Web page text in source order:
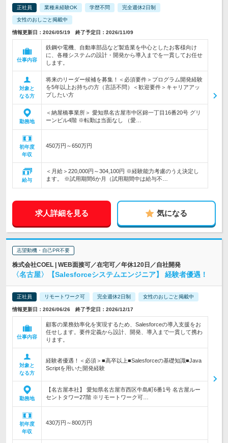
正社員 業種未経験OK 学歴不問 完全週休2日制
女性のおしごと掲載中
情報更新日：2026/05/19 終了予定日：2026/11/09
仕事内容
鉄鋼や電機、自動車部品など製造業を中心としたお客様向け
に、各種システムの設計・開発から導入までを一貫してお任せ
します。
対象と
なる方
将来のリーダー候補を募集！＜必須要件＞プログラム開発経験
を5年以上お持ちの方（言語不問）＜歓迎要件＞キャリアアッ
プしたい方
勤務地
＜納屋橋事業所＞ 愛知県名古屋市中区錦一丁目16番20号 グリ
ーンビル4階 ※転勤は当面なし （愛…
初年度
年収
450万円～650万円
給与
＜月給＞220,000円～304,100円 ※経験能力考慮のうえ決定し
ます。 ※試用期間6か月（試用期間中は給与不…
求人詳細を見る 気になる
志望動機・自己PR不要
株式会社COEL | WEB面接可／在宅可／年休120日／自社開発
〈名古屋〉【Salesforceシステムエンジニア】 経験者優遇！
正社員 リモートワーク可 完全週休2日制 女性のおしごと掲載中
情報更新日：2026/06/26 終了予定日：2026/12/17
仕事内容
顧客の業務効率化を実現するため、Salesforceの導入支援をお
任せします。要件定義から設計、開発、導入まで一貫して携わ
ります。
対象と
なる方
経験者優遇！＜必須＞■高卒以上■Salesforceの基礎知識■Java
Scriptを用いた開発経験
勤務地
【名古屋本社】 愛知県名古屋市西区牛島町6番1号 名古屋ルー
セントタワー27階 ※リモートワーク可…
初年度
年収
430万円～800万円